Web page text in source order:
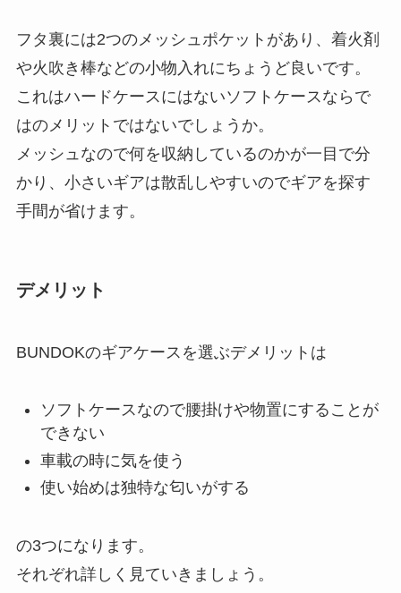
フタ裏には2つのメッシュポケットがあり、着火剤
や火吹き棒などの小物入れにちょうど良いです。
これはハードケースにはないソフトケースならで
はのメリットではないでしょうか。
メッシュなので何を収納しているのかが一目で分
かり、小さいギアは散乱しやすいのでギアを探す
手間が省けます。
デメリット
BUNDOKのギアケースを選ぶデメリットは
ソフトケースなので腰掛けや物置にすることが
できない
車載の時に気を使う
使い始めは独特な匂いがする
の3つになります。
それぞれ詳しく見ていきましょう。